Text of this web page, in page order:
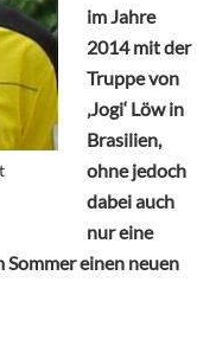
im Jahre
2014 mit der
Truppe von
‚Jogi‘ Löw in
Brasilien,
ohne jedoch
dabei auch
nur eine
einen neuen